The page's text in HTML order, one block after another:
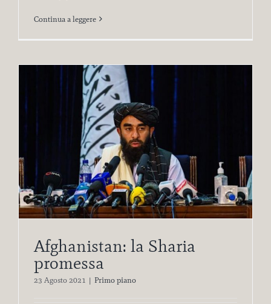
Continua a leggere
Afghanistan: la Sharia
promessa
23 Agosto 2021 | Primo piano